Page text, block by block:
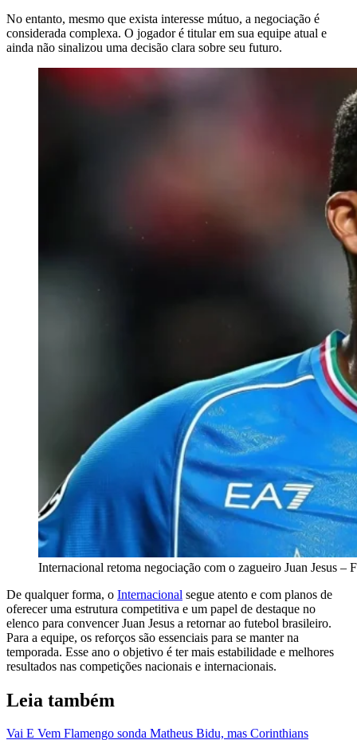
No entanto, mesmo que exista interesse mútuo, a negociação é
considerada complexa. O jogador é titular em sua equipe atual e
ainda não sinalizou uma decisão clara sobre seu futuro.
Internacional retoma negociação com o zagueiro Juan Jesus –
De qualquer forma, o Internacional segue atento e com planos de
oferecer uma estrutura competitiva e um papel de destaque no
elenco para convencer Juan Jesus a retornar ao futebol brasileiro.
Para a equipe, os reforços são essenciais para se manter na
temporada. Esse ano o objetivo é ter mais estabilidade e melhores
resultados nas competições nacionais e internacionais.
Leia também
Vai E Vem Flamengo sonda Matheus Bidu, mas Corinthians